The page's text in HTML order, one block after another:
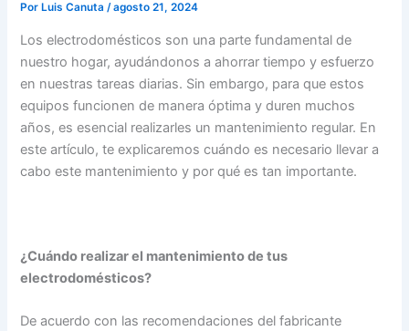
Por Luis Canuta/agosto 21, 2024
Los electrodomésticos son una parte fundamental de
nuestro hogar, ayudándonos a ahorrar tiempo y esfuerzo
en nuestras tareas diarias. Sin embargo, para que estos
equipos funcionen de manera óptima y duren muchos
años, es esencial realizarles un mantenimiento regular. En
este artículo, te explicaremos cuándo es necesario llevar a
cabo este mantenimiento y por qué es tan importante.
¿Cuándo realizar el mantenimiento de tus
electrodomésticos?
De acuerdo con las recomendaciones del fabricante